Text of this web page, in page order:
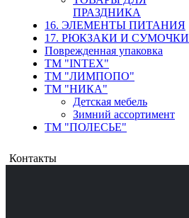
ПРАЗДНИКА
16. ЭЛЕМЕНТЫ ПИТАНИЯ
17. РЮКЗАКИ И СУМОЧКИ
Поврежденная упаковка
ТМ "INTEX"
ТМ "ЛИМПОПО"
ТМ "НИКА"
Детская мебель
Зимний ассортимент
ТМ "ПОЛЕСЬЕ"
Контакты